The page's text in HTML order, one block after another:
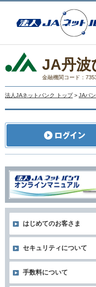
JA丹波
金融機関コード：
法人JAネットバンク トップ > JAバ
はじめてのお客さま
セキュリティについて
手数料について